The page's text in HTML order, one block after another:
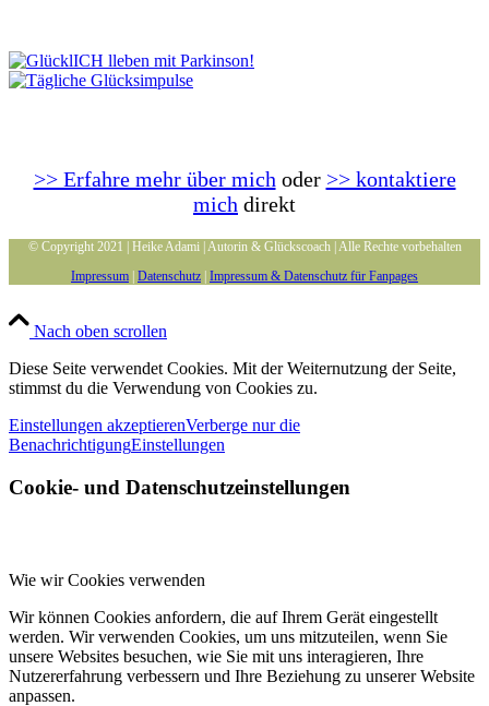
>> Erfahre mehr über mich oder >> kontaktiere
mich direkt
© Copyright 2021 | Heike Adami | Autorin & Glückscoach | Alle Rechte vorbehalten
Impressum Datenschutz Impressum & Datenschutz für Fanpages
Nach oben scrollen
Diese Seite verwendet Cookies. Mit der Weiternutzung der Seite,
stimmst du die Verwendung von Cookies zu.
Einstellungen akzeptierenVerberge nur die
BenachrichtigungEinstellungen
Cookie- und Datenschutzeinstellungen
Wie wir Cookies verwenden
Wir können Cookies anfordern, die auf Ihrem Gerät eingestellt
werden. Wir verwenden Cookies, um uns mitzuteilen, wenn Sie
unsere Websites besuchen, wie Sie mit uns interagieren, Ihre
Nutzererfahrung verbessern und Ihre Beziehung zu unserer Website
anpassen.